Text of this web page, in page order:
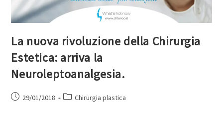
La nuova rivoluzione della Chirurgia
Estetica: arriva la
Neuroleptoanalgesia.
29/01/2018 Chirurgia plastica